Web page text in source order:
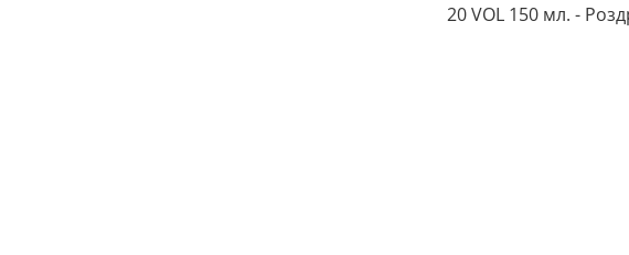
20 VOL 150 мл. -